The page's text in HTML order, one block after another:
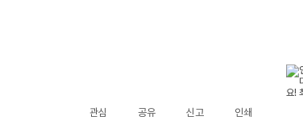
관심 공유 신고 인쇄